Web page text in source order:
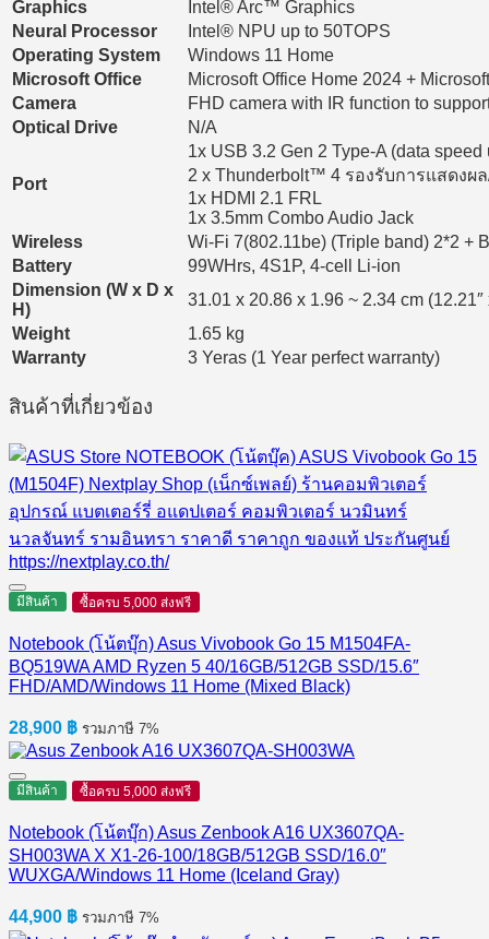
Graphics
Intel® Arc™ Graphics
Neural Processor
Intel® NPU up to 50TOPS
Operating System
Windows 11 Home
Microsoft Office
Microsoft Office Home 2024 +
Camera
FHD camera with IR function to
Optical Drive
N/A
Port
1x USB 3.2 Gen 2 Type-A (data speed
2 x Thunderbolt™ 4 รองรับการแสดงผ
1x HDMI 2.1 FRL
1x 3.5mm Combo Audio Jack
Wireless
Wi-Fi 7(802.11be) (Triple band) 2*2 +
Battery
99WHrs, 4S1P, 4-cell Li-ion
Dimension (W x D x
H)
31.01 x 20.86 x 1.96 ~ 2.34 cm (12.21″
Weight
1.65 kg
Warranty
3 Yeras (1 Year perfect warranty)
สินค้าที่เกี่ยวข้อง
มีสินค้า ซื้อครบ 5,000 ส่งฟรี
Notebook (โน้ตบุ๊ก) Asus Vivobook Go 15 M1504FA-
BQ519WA AMD Ryzen 5 40/16GB/512GB SSD/15.6″
FHD/AMD/Windows 11 Home (Mixed Black)
28,900 ฿ รวมภาษี 7%
มีสินค้า ซื้อครบ 5,000 ส่งฟรี
Notebook (โน้ตบุ๊ก) Asus Zenbook A16 UX3607QA-
SH003WA X X1-26-100/18GB/512GB SSD/16.0″
WUXGA/Windows 11 Home (Iceland Gray)
44,900 ฿ รวมภาษี 7%